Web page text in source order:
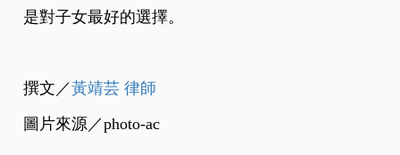
是對子女最好的選擇。
撰文／黃靖芸 律師
圖片來源／photo-ac